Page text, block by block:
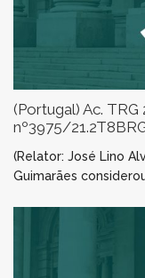
(Portugal) Ac.
nº3975/
(Relator: José Lino
Guimarães